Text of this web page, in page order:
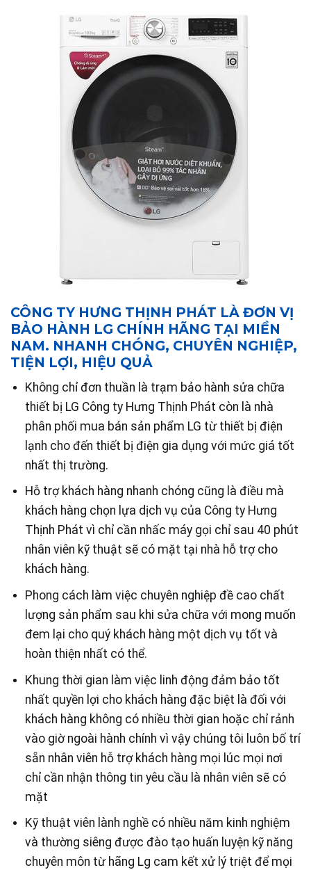
CÔNG TY HƯNG THỊNH PHÁT LÀ ĐƠN VỊ
BẢO HÀNH LG CHÍNH HÃNG TẠI MIỀN
NAM. NHANH CHÓNG, CHUYÊN NGHIỆP,
TIỆN LỢI, HIỆU QUẢ
Không chỉ đơn thuần là trạm bảo hành sửa chữa
thiết bị LG Công ty Hưng Thịnh Phát còn là nhà
phân phối mua bán sản phẩm LG từ thiết bị điện
lạnh cho đến thiết bị điện gia dụng với mức giá tốt
nhất thị trường.
Hỗ trợ khách hàng nhanh chóng cũng là điều mà
khách hàng chọn lựa dịch vụ của Công ty Hưng
Thịnh Phát vì chỉ cần nhấc máy gọi chỉ sau 40 phút
nhân viên kỹ thuật sẽ có mặt tại nhà hỗ trợ cho
khách hàng.
Phong cách làm việc chuyên nghiệp đề cao chất
lượng sản phẩm sau khi sửa chữa với mong muốn
đem lại cho quý khách hàng một dịch vụ tốt và
hoàn thiện nhất có thể.
Khung thời gian làm việc linh động đảm bảo tốt
nhất quyền lợi cho khách hàng đặc biệt là đối với
khách hàng không có nhiều thời gian hoặc chỉ rảnh
vào giờ ngoài hành chính vì vậy chúng tôi luôn bố trí
sẵn nhân viên hỗ trợ khách hàng mọi lúc mọi nơi
chỉ cần nhận thông tin yêu cầu là nhân viên sẽ có
mặt
Kỹ thuật viên lành nghề có nhiều năm kinh nghiệm
và thường siêng được đào tạo huấn luyện kỹ năng
chuyên môn từ hãng Lg cam kết xử lý triệt để mọi